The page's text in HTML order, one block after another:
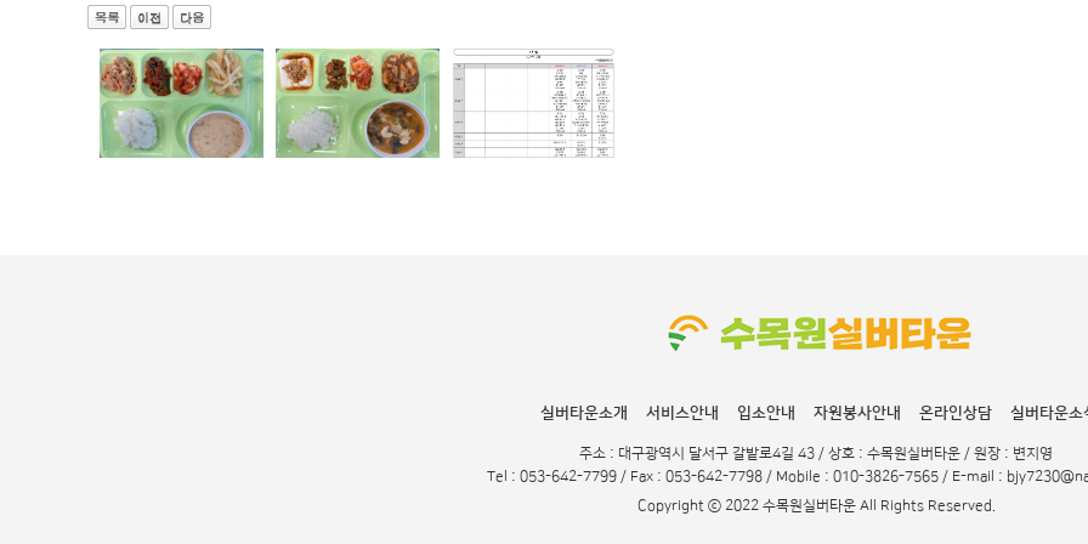
실버타운소개 서비스안내 입소안내 자원봉사안내 온라인상담 실버타운소
주소 : 대구광역시 달서구 갈밭로4길 43 / 상호 : 수목원실버타운 / 원장 : 변지영
Tel : 053-642-7799 / Fax : 053-642-7798 / Mobile : 010-3826-7565 / E-mail :
Copyright ⓒ 2022 수목원실버타운 All Rights Reserved.